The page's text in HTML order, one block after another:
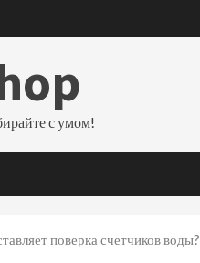
с умом!
поверка счетчиков воды?